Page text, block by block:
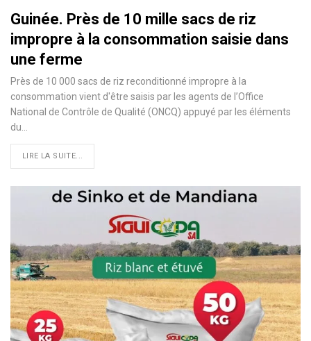
Guinée. Près de 10 mille sacs de riz
impropre à la consommation saisie dans
une ferme
Près de 10 000 sacs de riz reconditionné impropre à la
consommation vient d'être saisis par les agents de l’Office
National de Contrôle de Qualité (ONCQ) appuyé par les éléments
du…
LIRE LA SUITE...